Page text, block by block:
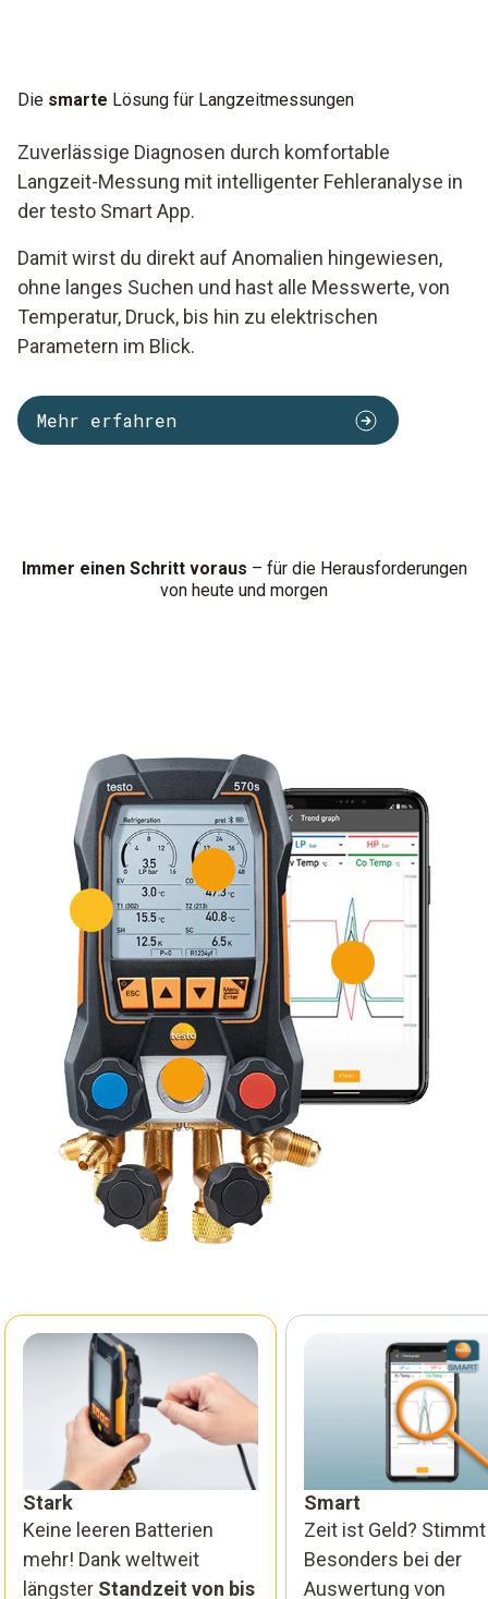
Die smarte Lösung für Langzeitmessungen
Zuverlässige Diagnosen durch komfortable
Langzeit-Messung mit intelligenter Fehleranalyse in
der testo Smart App.
Damit wirst du direkt auf Anomalien hingewiesen,
ohne langes Suchen und hast alle Messwerte, von
Temperatur, Druck, bis hin zu elektrischen
Parametern im Blick.
Mehr erfahren
Immer einen Schritt voraus – für die Herausforderungen
von heute und morgen
Stark
Keine leeren Batterien
mehr! Dank weltweit
längster Standzeit von bis
Smart
Zeit ist Geld?
Besonders bei der
Auswertung von